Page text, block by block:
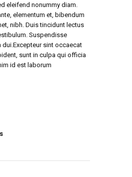
eleifend nonummy diam.
elementum et, bibendum
nibh. Duis tincidunt lectus
Suspendisse
dui.Excepteur sint occaecat
sunt in culpa qui officia
id est laborum